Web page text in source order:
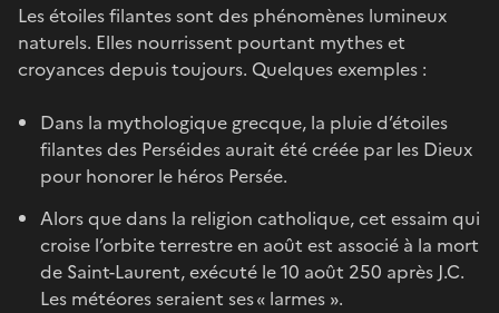
Les étoiles filantes sont des phénomènes lumineux
naturels. Elles nourrissent pourtant mythes et
croyances depuis toujours. Quelques exemples :
Dans la mythologique grecque, la pluie d’étoiles
filantes des Perséides aurait été créée par les Dieux
pour honorer le héros Persée.
Alors que dans la religion catholique, cet essaim qui
croise l’orbite terrestre en août est associé à la mort
de Saint-Laurent, exécuté le 10 août 250 après J.C.
Les météores seraient ses « larmes ».